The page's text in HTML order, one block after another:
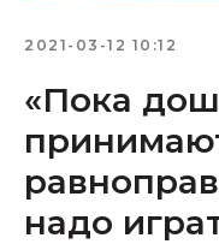
2021-03-12 10:12
«Пока
надо